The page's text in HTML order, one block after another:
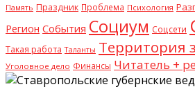
Память Праздник Проблема Психология
Регион События Социум Соцсети
Такая работа Таланты Территория
Уголовное дело Финансы Читатель +